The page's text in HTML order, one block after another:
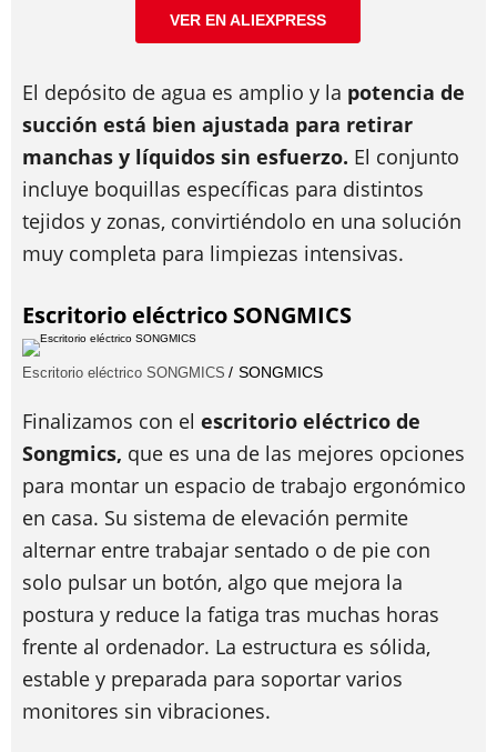
VER EN ALIEXPRESS
El depósito de agua es amplio y la potencia de
succión está bien ajustada para retirar
manchas y líquidos sin esfuerzo. El conjunto
incluye boquillas específicas para distintos
tejidos y zonas, convirtiéndolo en una solución
muy completa para limpiezas intensivas.
Escritorio eléctrico SONGMICS
Escritorio eléctrico SONGMICS SONGMICS
Finalizamos con el escritorio eléctrico de
Songmics, que es una de las mejores opciones
para montar un espacio de trabajo ergonómico
en casa. Su sistema de elevación permite
alternar entre trabajar sentado o de pie con
solo pulsar un botón, algo que mejora la
postura y reduce la fatiga tras muchas horas
frente al ordenador. La estructura es sólida,
estable y preparada para soportar varios
monitores sin vibraciones.